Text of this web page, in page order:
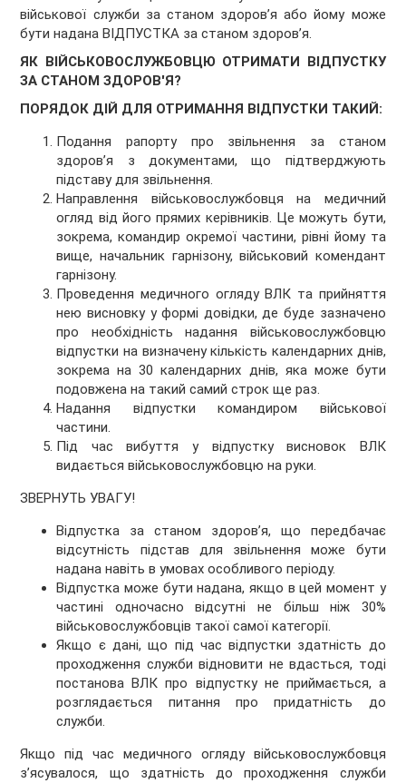
військової служби за станом здоров’я або йому може
бути надана ВІДПУСТКА за станом здоров’я.
ЯК ВІЙСЬКОВОСЛУЖБОВЦЮ ОТРИМАТИ ВІДПУСТКУ
ЗА СТАНОМ ЗДОРОВ'Я?
ПОРЯДОК ДІЙ ДЛЯ ОТРИМАННЯ ВІДПУСТКИ ТАКИЙ:
Подання рапорту про звільнення за станом
здоров’я з документами, що підтверджують
підставу для звільнення.
Направлення військовослужбовця на медичний
огляд від його прямих керівників. Це можуть бути,
зокрема, командир окремої частини, рівні йому та
вище, начальник гарнізону, військовий комендант
гарнізону.
Проведення медичного огляду ВЛК та прийняття
нею висновку у формі довідки, де буде зазначено
про необхідність надання військовослужбовцю
відпустки на визначену кількість календарних днів,
зокрема на 30 календарних днів, яка може бути
подовжена на такий самий строк ще раз.
Надання відпустки командиром військової
частини.
Під час вибуття у відпустку висновок ВЛК
видається військовослужбовцю на руки.
ЗВЕРНУТЬ УВАГУ!
Відпустка за станом здоров’я, що передбачає
відсутність підстав для звільнення може бути
надана навіть в умовах особливого періоду.
Відпустка може бути надана, якщо в цей момент у
частині одночасно відсутні не більш ніж 30%
військовослужбовців такої самої категорії.
Якщо є дані, що під час відпустки здатність до
проходження служби відновити не вдасться, тоді
постанова ВЛК про відпустку не приймається, а
розглядається питання про придатність до
служби.
Якщо під час медичного огляду військовослужбовця
з’ясувалося, що здатність до проходження служби